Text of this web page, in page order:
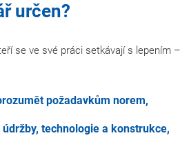
určen?
se ve své práci setkávají s
požadavkům norem,
technologie a konstrukce,